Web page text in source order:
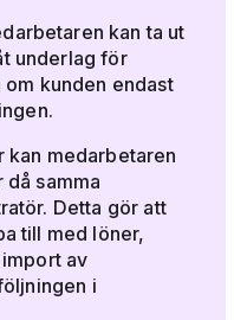
kan ta ut
underlag för
kunden endast
kan medarbetaren
då samma
Detta gör att
till med löner,
av
i